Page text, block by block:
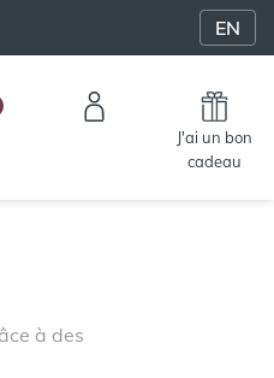
EN
article au panier
J'ai un bon
cadeau
à des